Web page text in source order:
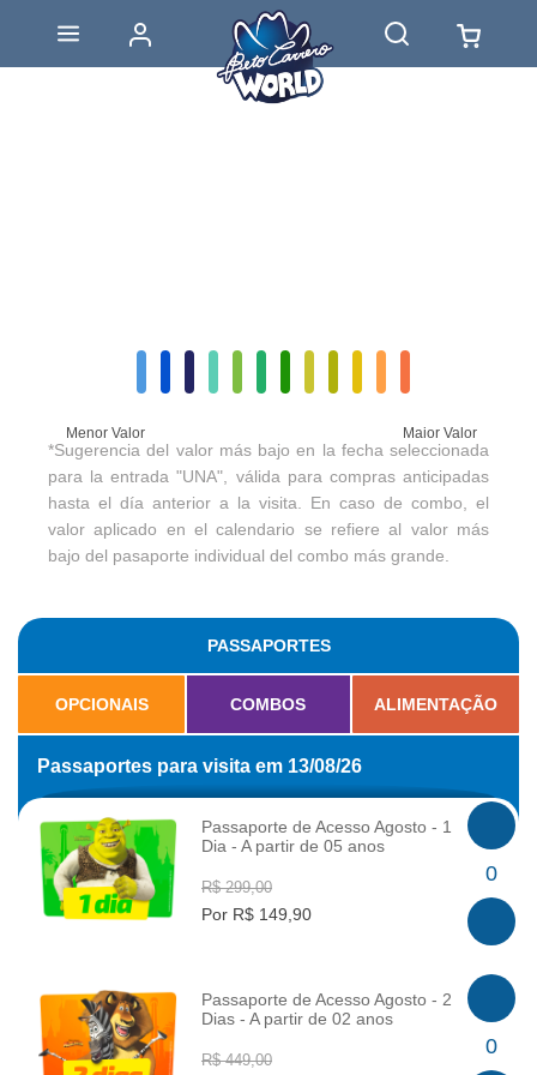
Menor Valor Maior Valor
*Sugerencia del valor más bajo en la fecha seleccionada
para la entrada "UNA", válida para compras anticipadas
hasta el día anterior a la visita. En caso de combo, el
valor aplicado en el calendario se refiere al valor más
bajo del pasaporte individual del combo más grande.
PASSAPORTES
OPCIONAIS COMBOS ALIMENTAÇÃO
Passaportes para visita em 13/08/26
INFO
Passaporte de Acesso Agosto - 1
Dia - A partir de 05 anos
R$ 299,00
Por R$ 149,90
0
INFO
Passaporte de Acesso Agosto - 2
Dias - A partir de 02 anos
R$ 449,00
0